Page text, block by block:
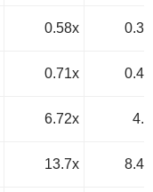
0.58x
0.71x
6.72x
13.7x